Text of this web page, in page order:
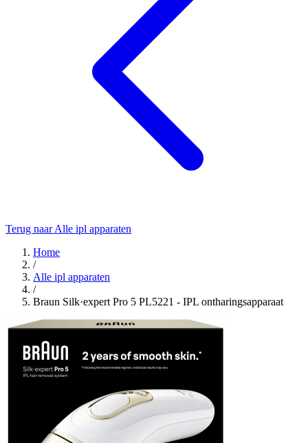
Terug naar Alle ipl apparaten
Home
/
Alle ipl apparaten
/
Braun Silk·expert Pro 5 PL5221 - IPL ontharingsapparaat